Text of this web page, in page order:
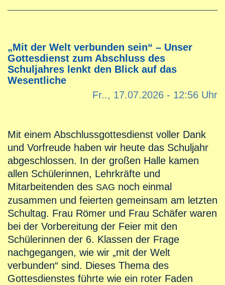
„Mit der Welt verbunden sein“ – Unser
Gottesdienst zum Abschluss des
Schuljahres lenkt den Blick auf das
Wesentliche
Fr.., 17.07.2026 - 12:56 Uhr
Mit einem Abschlussgottesdienst voller Dank
und Vorfreude haben wir heute das Schuljahr
abgeschlossen. In der großen Halle kamen
allen Schülerinnen, Lehrkräfte und
Mitarbeitenden des SAG noch einmal
zusammen und feierten gemeinsam am letzten
Schultag. Frau Römer und Frau Schäfer waren
bei der Vorbereitung der Feier mit den
Schülerinnen der 6. Klassen der Frage
nachgegangen, wie wir „mit der Welt
verbunden“ sind. Dieses Thema des
Gottesdienstes führte wie ein roter Faden